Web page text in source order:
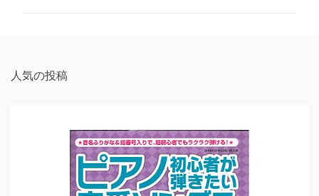
人気の投稿